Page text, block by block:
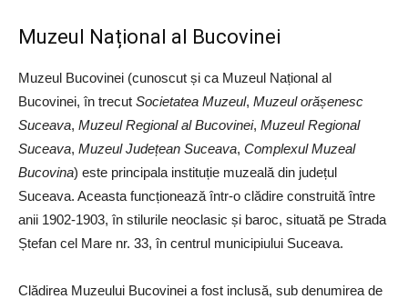
Muzeul Național al Bucovinei
Muzeul Bucovinei (cunoscut și ca Muzeul Național al
Bucovinei, în trecut Societatea Muzeul, Muzeul orășenesc
Suceava, Muzeul Regional al Bucovinei, Muzeul Regional
Suceava, Muzeul Județean Suceava, Complexul Muzeal
Bucovina) este principala instituție muzeală din județul
Suceava. Aceasta funcționează într-o clădire construită între
anii 1902-1903, în stilurile neoclasic și baroc, situată pe Strada
Ștefan cel Mare nr. 33, în centrul municipiului Suceava.
Clădirea Muzeului Bucovinei a fost inclusă, sub denumirea de